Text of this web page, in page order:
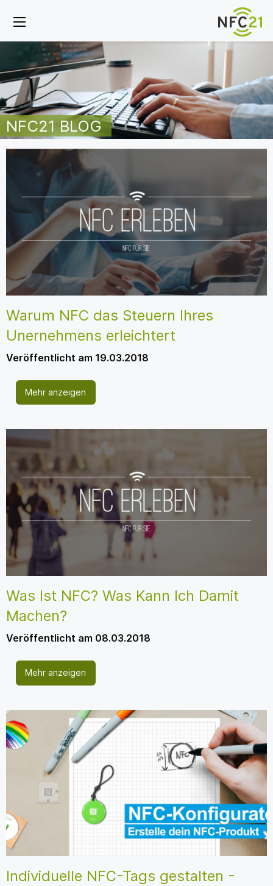
NFC21 BLOG
Warum NFC das Steuern Ihres
Unernehmens erleichtert
Veröffentlicht am 19.03.2018
Mehr anzeigen
Was Ist NFC? Was Kann Ich Damit
Machen?
Veröffentlicht am 08.03.2018
Mehr anzeigen
Individuelle NFC-Tags gestalten -